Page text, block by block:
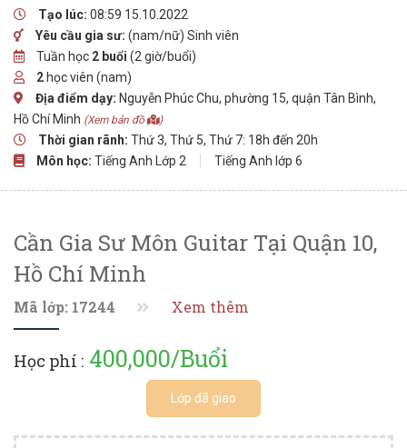
Tạo lúc: 08:59 15.10.2022
Yêu cầu gia sư: (nam/nữ) Sinh viên
Tuần học 2 buổi (2 giờ/buổi)
2học viên (nam)
Địa điểm dạy: Nguyễn Phúc Chu, phường 15, quận Tân Bình,
Hồ Chí Minh (Xem bản đồ )
Thời gian rãnh: Thứ 3, Thứ 5, Thứ 7: 18h đến 20h
Môn học: Tiếng Anh Lớp 2 Tiếng Anh lớp 6
Cần Gia Sư Môn Guitar Tại Quận 10,
Hồ Chí Minh
Mã lớp: 17244 Xem thêm
Học phí : 400,000/Buổi
Lớp đã giao